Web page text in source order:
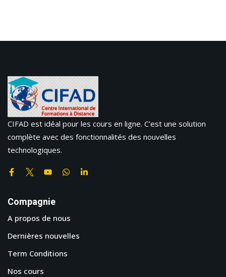
CIFAD est idéal pour les cours en ligne. C’est une solution
complète avec des fonctionnalités des nouvelles
technologiques.
Compagnie
A propos de nous
Dernières nouvelles
Term Conditions
Nos cours